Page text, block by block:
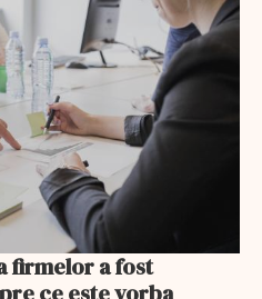
firmelor a fost